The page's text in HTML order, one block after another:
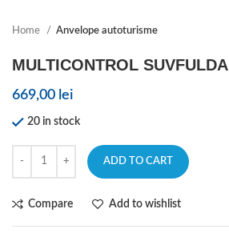
Home Anvelope autoturisme
MULTICONTROL SUVFULDA
669,00 lei
20 in stock
ADD TO CART
Compare Add to wishlist